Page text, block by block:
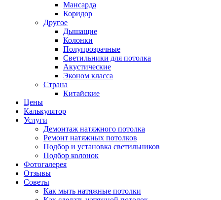
Мансарда
Коридор
Другое
Дышащие
Колонки
Полупрозрачные
Светильники для потолка
Акустические
Эконом класса
Страна
Китайские
Цены
Калькулятор
Услуги
Демонтаж натяжного потолка
Ремонт натяжных потолков
Подбор и установка светильников
Подбор колонок
Фотогалерея
Отзывы
Советы
Как мыть натяжные потолки